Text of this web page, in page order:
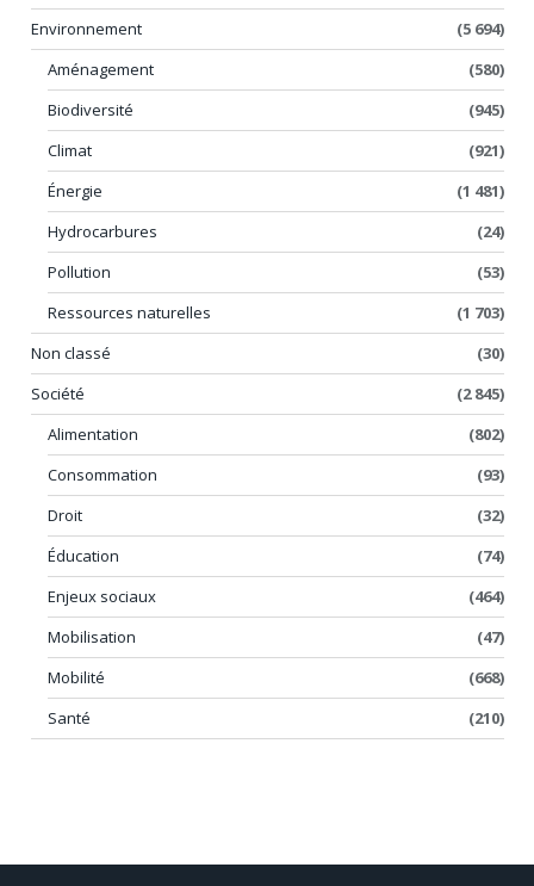
Environnement
(5 694)
Aménagement
(580)
Biodiversité
(945)
Climat
(921)
Énergie
(1 481)
Hydrocarbures
(24)
Pollution
(53)
Ressources naturelles
(1 703)
Non classé
(30)
Société
(2 845)
Alimentation
(802)
Consommation
(93)
Droit
(32)
Éducation
(74)
Enjeux sociaux
(464)
Mobilisation
(47)
Mobilité
(668)
Santé
(210)